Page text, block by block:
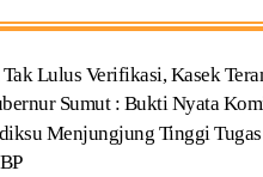
Lulus Verifikasi, Kasek
Sumut : Bukti Nyata
Menjungjung Tinggi Tugas